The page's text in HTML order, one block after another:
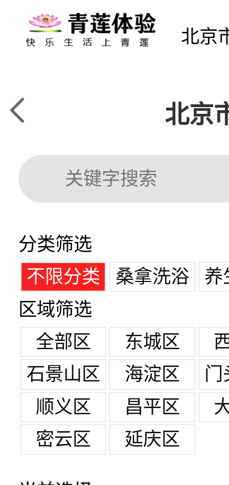
北京
北京
分类筛选
不限分类
桑拿洗浴
养
区域筛选
全部区
东城区
石景山区
海淀区
门
顺义区
昌平区
密云区
延庆区